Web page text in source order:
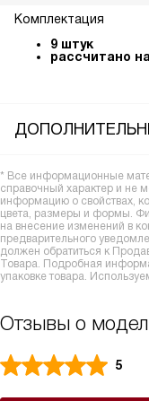
Комплектация
9 штук
рассчитано
* Все информационные
справочный характер и не
информацию о свойствах,
цвета, размеры и формы.
на внесение изменений в
предварительного
должен обратиться к
Товара. Подробная
упаковке товара.
Отзывы о
5